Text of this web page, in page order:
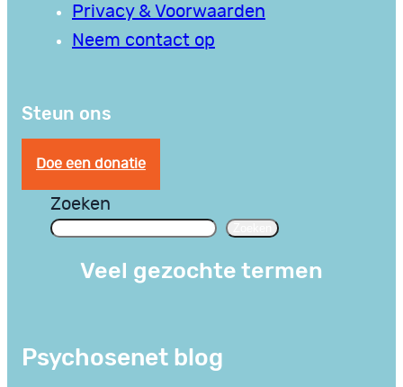
Privacy & Voorwaarden
Neem contact op
Steun ons
Doe een donatie
Zoeken
Veel gezochte termen
Psychosenet blog